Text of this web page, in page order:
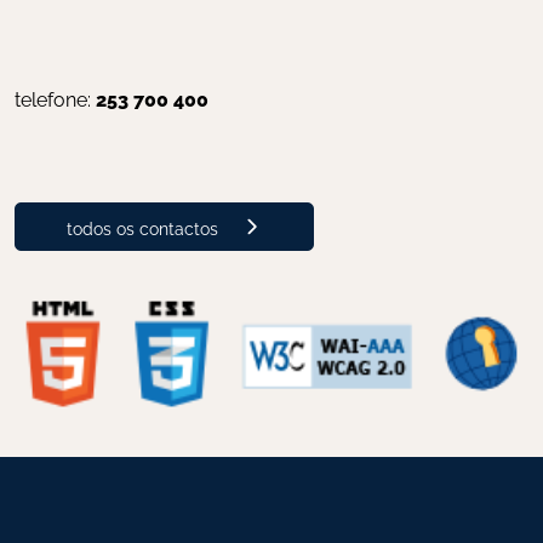
telefone: 253 700 400
todos os contactos